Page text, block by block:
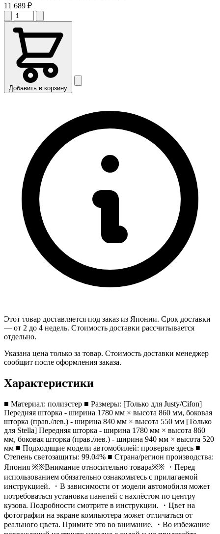
11 689 ₽
Добавить в корзину
Этот товар доставляется под заказ из Японии. Срок доставки
— от 2 до 4 недель. Стоимость доставки рассчитывается
отдельно.
Указана цена только за товар. Стоимость доставки менеджер
сообщит после оформления заказа.
Характеристики
■ Материал: полиэстер ■ Размеры: [Только для Justy/Cifon]
Передняя шторка - ширина 1780 мм × высота 860 мм, боковая
шторка (прав./лев.) - ширина 840 мм × высота 550 мм [Только
для Stella] Передняя шторка - ширина 1780 мм × высота 860
мм, боковая шторка (прав./лев.) - ширина 940 мм × высота 520
мм ■ Подходящие модели автомобилей: проверьте здесь ■
Степень светозащиты: 99.04% ■ Страна/регион производства:
Япония ※※Внимание относительно товара※※ ・Перед
использованием обязательно ознакомьтесь с прилагаемой
инструкцией. ・В зависимости от модели автомобиля может
потребоваться установка панелей с нахлёстом по центру
кузова. Подробности смотрите в инструкции. ・Цвет на
фотографии на экране компьютера может отличаться от
реального цвета. Примите это во внимание. ・Во избежание